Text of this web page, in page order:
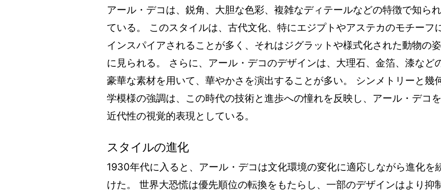
アール・デコは、鋭角、大胆な色彩、複雑なディテールなどの特徴で知られ
ている。 このスタイルは、古代文化、特にエジプトやアステカのモチーフ
インスパイアされることが多く、それはジグラットや様式化された動物の姿
に見られる。 さらに、アール・デコのデザインは、大理石、金箔、漆など
豪華な素材を用いて、華やかさを演出することが多い。 シンメトリーと幾
学模様の強調は、この時代の技術と進歩への憧れを反映し、アール・デコを
近代性の視覚的表現としている。
スタイルの進化
1930年代に入ると、アール・デコは文化環境の変化に適応しながら進化を
けた。 世界大恐慌は優先順位の転換をもたらし、一部のデザインはより抑